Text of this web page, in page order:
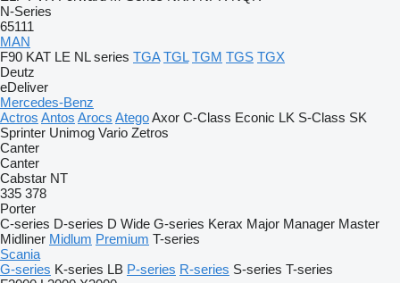
N-Series
65111
MAN
F90 KAT LE NL series TGA TGL TGM TGS TGX
Deutz
eDeliver
Mercedes-Benz
Actros Antos Arocs AtegoAxor C-Class Econic LK S-Class SK
Sprinter Unimog Vario Zetros
Canter
Canter
Cabstar NT
335 378
Porter
C-series D-series D Wide G-series Kerax Major Manager Master
Midliner Midlum Premium T-series
Scania
G-series K-series LB P-series R-series S-series T-series